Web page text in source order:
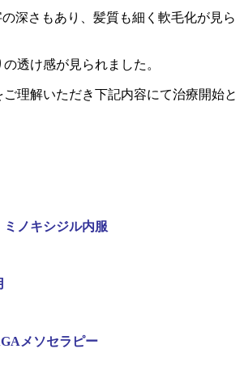
深さもあり、髪質も細く軟毛化が見ら
透け感が見られました。
理解いただき下記内容にて治療開始と
ノキシジル内服
メソセラピー